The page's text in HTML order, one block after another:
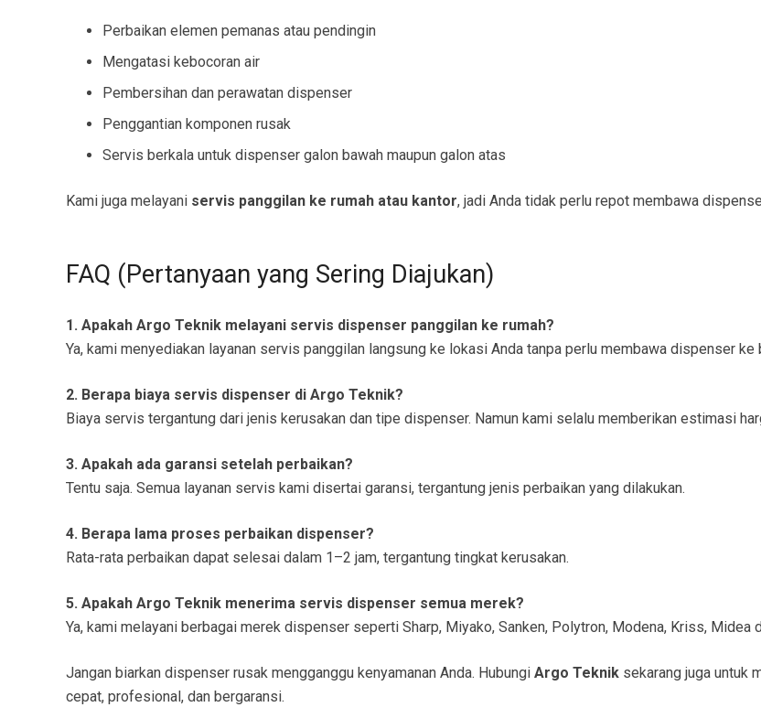
Perbaikan elemen pemanas atau pendingin
Mengatasi kebocoran air
Pembersihan dan perawatan dispenser
Penggantian komponen rusak
Servis berkala untuk dispenser galon bawah maupun galon atas
Kami juga melayani servis panggilan ke rumah atau kantor, jadi Anda tidak perlu repot membawa
FAQ (Pertanyaan yang Sering Diajukan)
1. Apakah Argo Teknik melayani servis dispenser panggilan ke rumah?
Ya, kami menyediakan layanan servis panggilan langsung ke lokasi Anda tanpa perlu membawa dispenser ke
2. Berapa biaya servis dispenser di Argo Teknik?
Biaya servis tergantung dari jenis kerusakan dan tipe dispenser. Namun kami selalu memberikan estimasi
3. Apakah ada garansi setelah perbaikan?
Tentu saja. Semua layanan servis kami disertai garansi, tergantung jenis perbaikan yang dilakukan.
4. Berapa lama proses perbaikan dispenser?
Rata-rata perbaikan dapat selesai dalam 1–2 jam, tergantung tingkat kerusakan.
5. Apakah Argo Teknik menerima servis dispenser semua merek?
Ya, kami melayani berbagai merek dispenser seperti Sharp, Miyako, Sanken, Polytron, Modena, Kriss, Midea
Jangan biarkan dispenser rusak mengganggu kenyamanan Anda. Hubungi Argo Teknik sekarang juga untuk
cepat, profesional, dan bergaransi.